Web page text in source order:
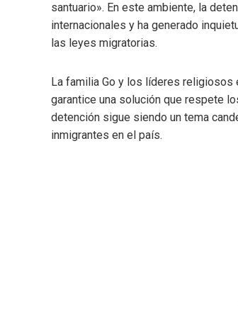
santuario». En este ambiente, la
internacionales y ha generado
las leyes migratorias.
La familia Go y los líderes religiosos
garantice una solución que respete
detención sigue siendo un tema
inmigrantes en el país.